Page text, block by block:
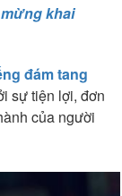
khai
đám tang
sự tiện lợi, đơn
của người